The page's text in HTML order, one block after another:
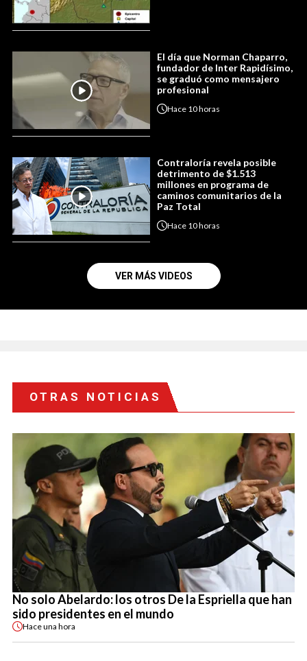
El día que Norman Chaparro,
fundador de Inter Rapidísimo,
se graduó como mensajero
profesional
Hace 10 horas
Contraloría revela posible
detrimento de $1.513
millones en programa de
caminos comunitarios de la
Paz Total
Hace 10 horas
VER MÁS VIDEOS
OTRAS NOTICIAS
No solo Abelardo: los otros De la Espriella que han
sido presidentes en el mundo
Haceuna hora